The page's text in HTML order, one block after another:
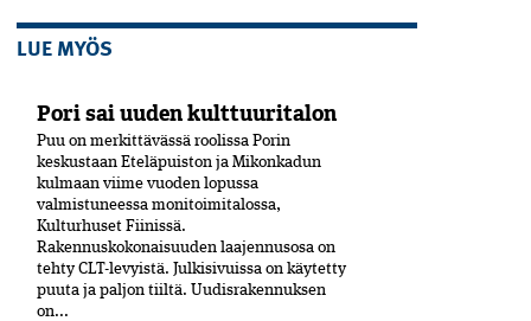
LUE MYÖS
Pori sai uuden kulttuuritalon
Puu on merkittävässä roolissa Porin
keskustaan Eteläpuiston ja Mikonkadun
kulmaan viime vuoden lopussa
valmistuneessa moni­toimitalossa,
Kulturhuset Fiinissä.
Rakennuskokonaisuuden laajennusosa on
tehty CLT-levyistä. Julkisivuissa on käytetty
puuta ja paljon tiiltä. Uudisrakennuksen
on...